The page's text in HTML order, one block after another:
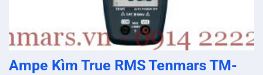
Ampe Kìm True RMS Tenmars TM-